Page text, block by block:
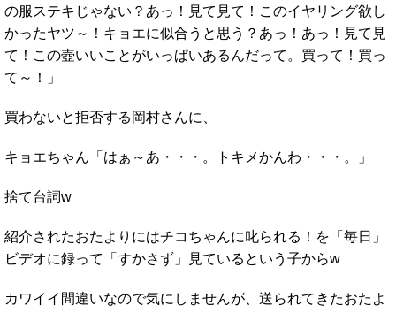
の服ステキじゃない？あっ！見て見て！このイヤリング欲し
かったヤツ～！キョエに似合うと思う？あっ！あっ！見て見
て！この壺いいことがいっぱいあるんだって。買って！買っ
て～！」
買わないと拒否する岡村さんに、
キョエちゃん「はぁ～あ・・・。トキメかんわ・・・。」
捨て台詞w
紹介されたおたよりにはチコちゃんに叱られる！を「毎日」
ビデオに録って「すかさず」見ているという子からw
カワイイ間違いなので気にしませんが、送られてきたおたよ